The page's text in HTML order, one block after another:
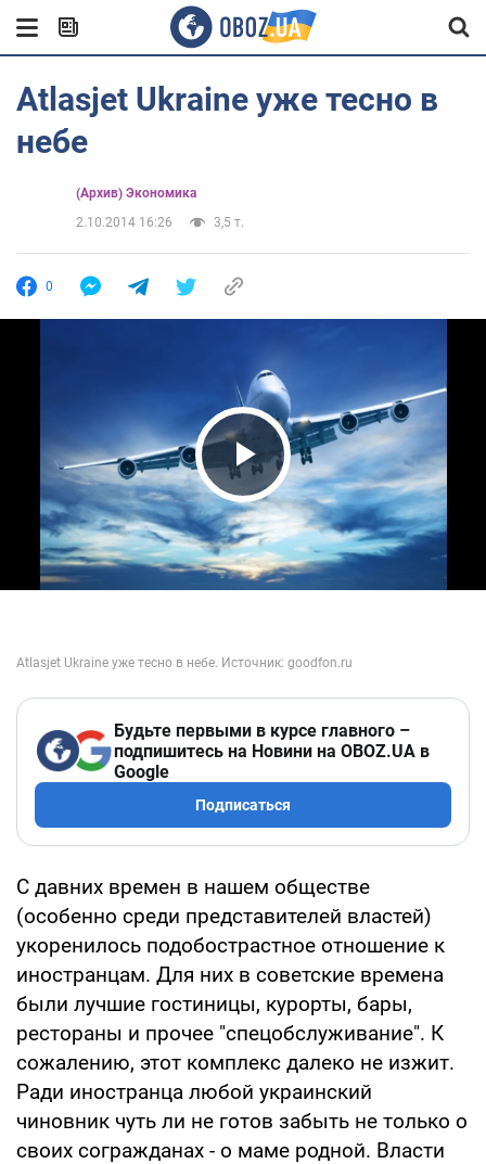
Atlasjet Ukraine уже тесно в
небе
(Архив) Экономика
2.10.2014 16:26
3,5 т.
0
Play Video
Будьте первыми в курсе главного –
подпишитесь на Новини на OBOZ.UA в
Google
Подписаться
С давних времен в нашем обществе
(особенно среди представителей властей)
укоренилось подобострастное отношение к
иностранцам. Для них в советские времена
были лучшие гостиницы, курорты, бары,
рестораны и прочее "спецобслуживание". К
сожалению, этот комплекс далеко не изжит.
Ради иностранца любой украинский
чиновник чуть ли не готов забыть не только о
своих согражданах - о маме родной. Власти